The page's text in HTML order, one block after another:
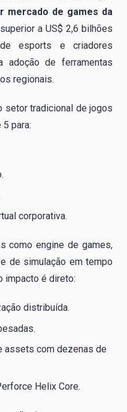
mercado de games da
a US$ 2,6 bilhões
esports e criadores
adoção de ferramentas
regionais.
setor tradicional de jogos
5 para:
corporativa.
como engine de games,
de simulação em tempo
impacto é direto:
distribuída.
assets com dezenas de
Helix Core.